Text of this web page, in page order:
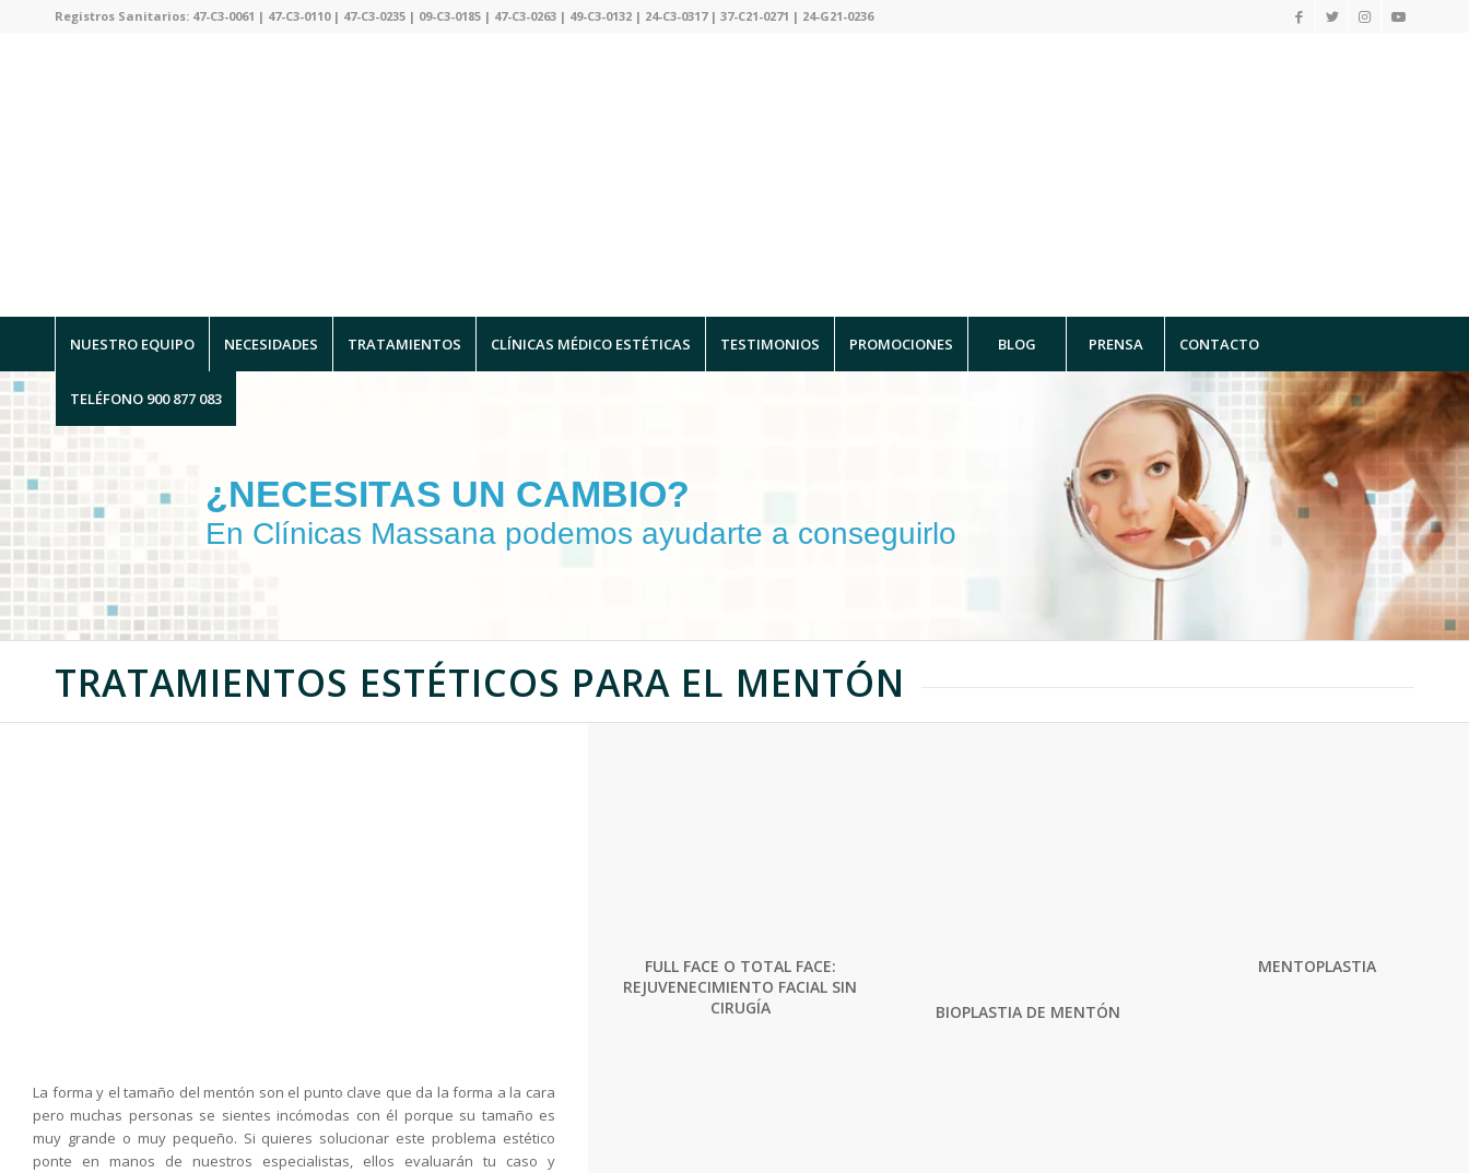
Registros Sanitarios: 47-C3-0061 | 47-C3-0110 | 47-C3-0235 | 09-C3-0185 | 47-C3-0263 | 49-C3-0132 | 24-C3-0317 | 37-C21-0271 | 24-G21-0236
NUESTRO EQUIPO NECESIDADES TRATAMIENTOS CLÍNICAS MÉDICO ESTÉTICAS TESTIMONIOS PROMOCIONES BLOG PRENSA CONTACTO
TELÉFONO 900 877 083
En Clínicas Massana podemos ayudarte a conseguirlo
¿NECESITAS UN CAMBIO?
TRATAMIENTOS ESTÉTICOS PARA EL MENTÓN
La forma y el tamaño del mentón son el punto clave que da la forma a la cara
pero muchas personas se sientes incómodas con él porque su tamaño es
muy grande o muy pequeño. Si quieres solucionar este problema estético
ponte en manos de nuestros especialistas, ellos evaluarán tu caso y
FULL FACE O TOTAL FACE:
REJUVENECIMIENTO FACIAL SIN
CIRUGÍA
BIOPLASTIA DE MENTÓN
MENTOPLASTIA